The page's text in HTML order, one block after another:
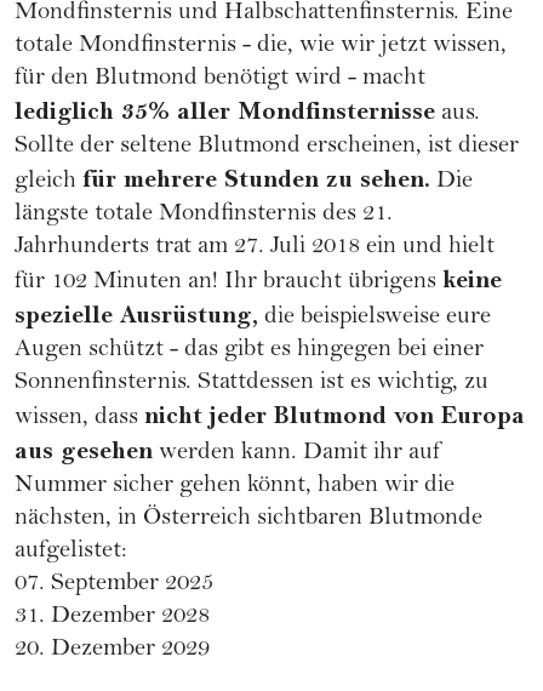
Mondfinsternis und Halbschattenfinsternis. Eine
totale Mondfinsternis - die, wie wir jetzt wissen,
für den Blutmond benötigt wird - macht
lediglich 35% aller Mondfinsternisse aus.
Sollte der seltene Blutmond erscheinen, ist dieser
gleich für mehrere Stunden zu sehen. Die
längste totale Mondfinsternis des 21.
Jahrhunderts trat am 27. Juli 2018 ein und hielt
für 102 Minuten an! Ihr braucht übrigens keine
spezielle Ausrüstung, die beispielsweise eure
Augen schützt - das gibt es hingegen bei einer
Sonnenfinsternis. Stattdessen ist es wichtig, zu
wissen, dass nicht jeder Blutmond von Europa
aus gesehen werden kann. Damit ihr auf
Nummer sicher gehen könnt, haben wir die
nächsten, in Österreich sichtbaren Blutmonde
aufgelistet:
07. September 2025
31. Dezember 2028
20. Dezember 2029